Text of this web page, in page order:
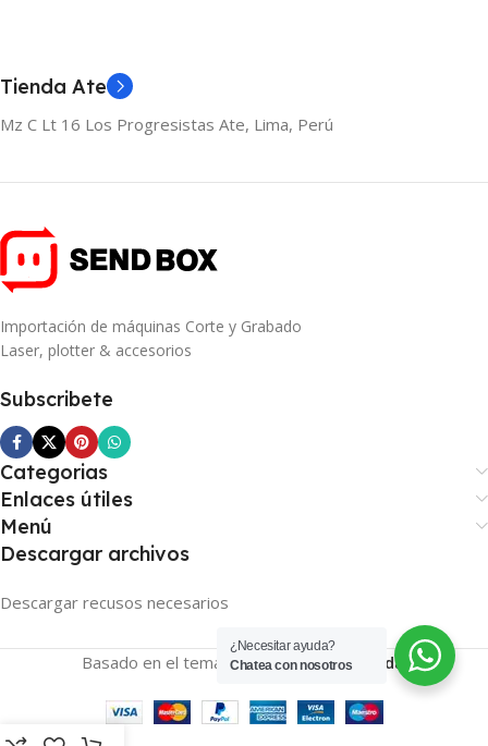
Tienda Ate
Mz C Lt 16 Los Progresistas Ate, Lima, Perú
Importación de máquinas Corte y Grabado
Laser, plotter & accesorios
Subscribete
Categorias
Enlaces útiles
Menú
Descargar archivos
Descargar recusos necesarios
Basado en el tema SENDBOX2026Tienda
¿Necesitar ayuda?
Chatea con nosotros